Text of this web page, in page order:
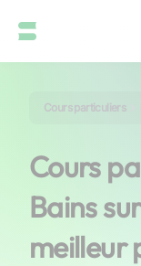
Cours particuliers
Cours
Bains
meilleur